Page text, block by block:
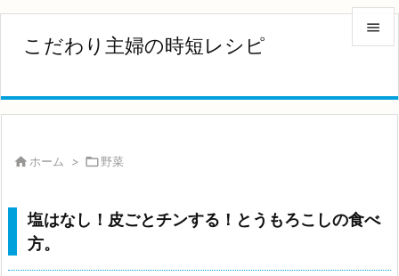
こだわり主婦の時短レシピ


次へ
 ホーム > 野菜
塩はなし！皮ごとチンする！とうもろこしの食べ
方。